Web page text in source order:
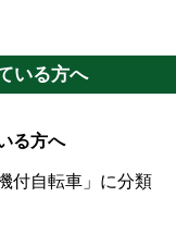
いる方へ
る方へ
付自転車」に分類